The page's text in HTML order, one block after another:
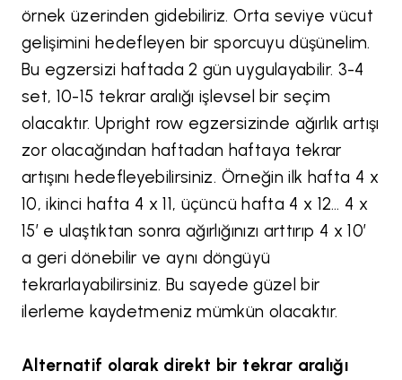
örnek üzerinden gidebiliriz. Orta seviye vücut
gelişimini hedefleyen bir sporcuyu düşünelim.
Bu egzersizi haftada 2 gün uygulayabilir. 3-4
set, 10-15 tekrar aralığı işlevsel bir seçim
olacaktır. Upright row egzersizinde ağırlık artışı
zor olacağından haftadan haftaya tekrar
artışını hedefleyebilirsiniz. Örneğin ilk hafta 4 x
10, ikinci hafta 4 x 11, üçüncü hafta 4 x 12… 4 x
15’ e ulaştıktan sonra ağırlığınızı arttırıp 4 x 10’
a geri dönebilir ve aynı döngüyü
tekrarlayabilirsiniz. Bu sayede güzel bir
ilerleme kaydetmeniz mümkün olacaktır.
Alternatif olarak direkt bir tekrar aralığı